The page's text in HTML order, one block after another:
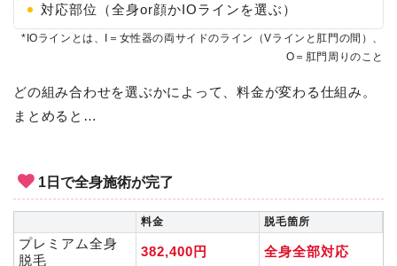
対応部位（全身or顔かIOラインを選ぶ）
*IOラインとは、I＝女性器の両サイドのライン（Vラインと肛門の間）、
O＝肛門周りのこと
どの組み合わせを選ぶかによって、料金が変わる仕組み。
まとめると…
1日で全身施術が完了
料金 脱毛箇所
プレミアム全身
脱毛
382,400円 全身全部対応